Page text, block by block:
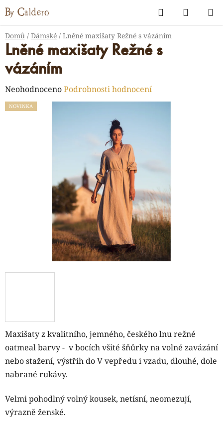
Přejít
na
obsah
Hledat
KOŠÍK
Domů / Dámské / Lněné maxišaty Režné s vázáním
Maxišaty z kvalitního, jemného, českého lnu režné
oatmealbarvy - v bocích všité šňůrky na volné zavázání
nebo stažení, výstřih do V vepředu i vzadu, dlouhé, dole
nabrané rukávy.
Velmi pohodlný volný kousek, netísní, neomezují,
výrazně ženské.
Lněné maxišaty Režné s
vázáním
Průměrné
hodnocení
NeohodnocenoPodrobnosti hodnocení
NOVINKA